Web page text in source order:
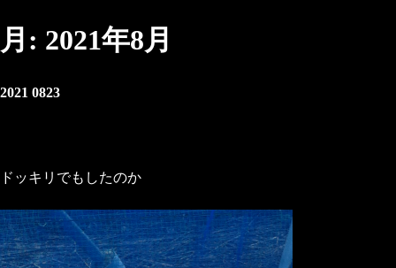
月: 2021年8月
2021 0823
ドッキリでもしたのか